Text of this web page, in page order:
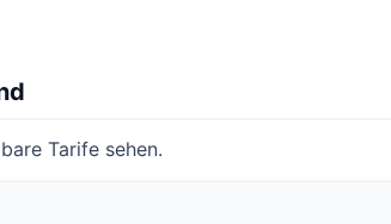
Tarife sehen.